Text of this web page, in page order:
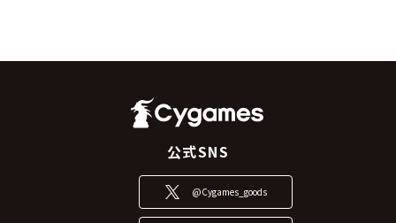
公式SNS
@Cygames_goods